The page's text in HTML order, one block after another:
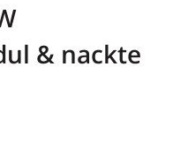
& nackte